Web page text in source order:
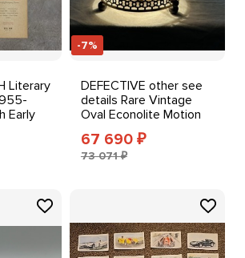
Literary
Early
-7%
DEFECTIVE other see
details Rare Vintage
Oval Econolite Motion
Lamp 1955 G3D
67 690 ₽
73 071 ₽